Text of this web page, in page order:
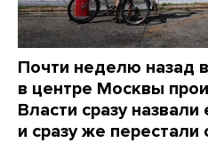
Почти неделю назад
в центре Москвы
Власти сразу
и сразу же перестали